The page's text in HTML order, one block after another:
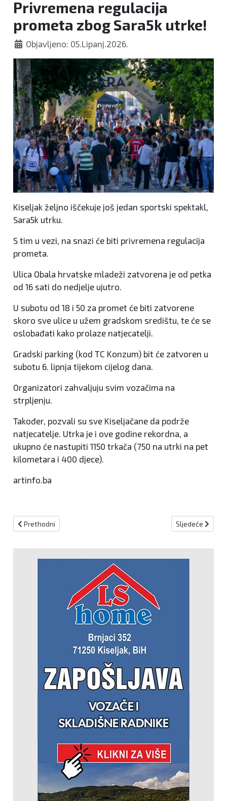
Privremena regulacija
prometa zbog Sara5k utrke!
Objavljeno: 05.Lipanj.2026.
Kiseljak željno iščekuje još jedan sportski spektakl,
Sara5k utrku.
S tim u vezi, na snazi će biti privremena regulacija
prometa.
Ulica Obala hrvatske mladeži zatvorena je od petka
od 16 sati do nedjelje ujutro.
U subotu od 18 i 50 za promet će biti zatvorene
skoro sve ulice u užem gradskom središtu, te će se
oslobađati kako prolaze natjecatelji.
Gradski parking (kod TC Konzum) bit će zatvoren u
subotu 6. lipnja tijekom cijelog dana.
Organizatori zahvaljuju svim vozačima na
strpljenju.
Također, pozvali su sve Kiseljačane da podrže
natjecatelje. Utrka je i ove godine rekordna, a
ukupno će nastupiti 1150 trkača (750 na utrki na pet
kilometara i 400 djece).
artinfo.ba
Prethodni članak: Svečano otvoreno 27. izdanje međunarodnog
Prethodni Sljedeći
Sljedeće